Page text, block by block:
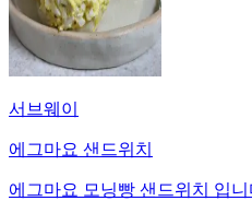
서브웨이
에그마요 샌드위치
에그마요 모닝빵 샌드위치 입